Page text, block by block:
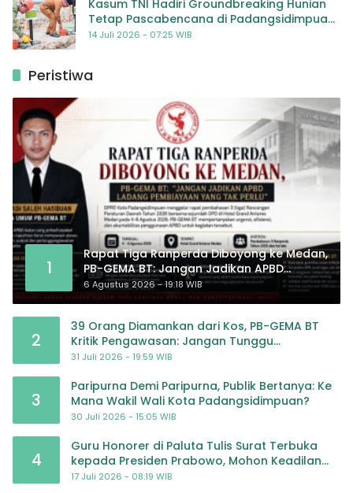
Kasum TNI Hadiri Groundbreaking Hunian
Tetap Pascabencana di Padangsidimpuan,
Harapan Baru bagi Penyintas
14 Juli 2026 - 07:25 WIB
Peristiwa
1
Rapat Tiga Ranperda Diboyong ke Medan,
PB-GEMA BT: Jangan Jadikan APBD
Ladang Pembiayaan yang Tak Perlu
6 Agustus 2026 - 19:18 WIB
2
39 Orang Diamankan dari Kos, PB-GEMA BT
Kritik Pengawasan: Jangan Tunggu
Masyarakat Bergerak Baru Negara Bertindak
31 Juli 2026 - 19:59 WIB
3
Paripurna Demi Paripurna, Publik Bertanya: Ke
Mana Wakil Wali Kota Padangsidimpuan?
30 Juli 2026 - 15:05 WIB
4
Guru Honorer di Paluta Tulis Surat Terbuka
kepada Presiden Prabowo, Mohon Keadilan
atas Dugaan Kriminalisasi
17 Juli 2026 - 08:19 WIB